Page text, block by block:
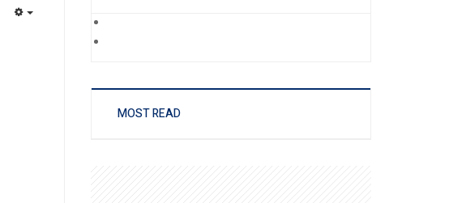
MOST READ